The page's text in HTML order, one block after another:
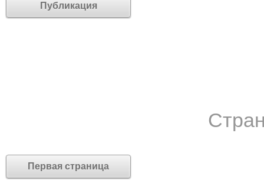
Публикация
Первая страница